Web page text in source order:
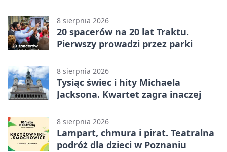
8 sierpnia 2026
20 spacerów na 20 lat Traktu.
Pierwszy prowadzi przez parki
8 sierpnia 2026
Tysiąc świec i hity Michaela
Jacksona. Kwartet zagra inaczej
8 sierpnia 2026
Lampart, chmura i pirat. Teatralna
podróż dla dzieci w Poznaniu